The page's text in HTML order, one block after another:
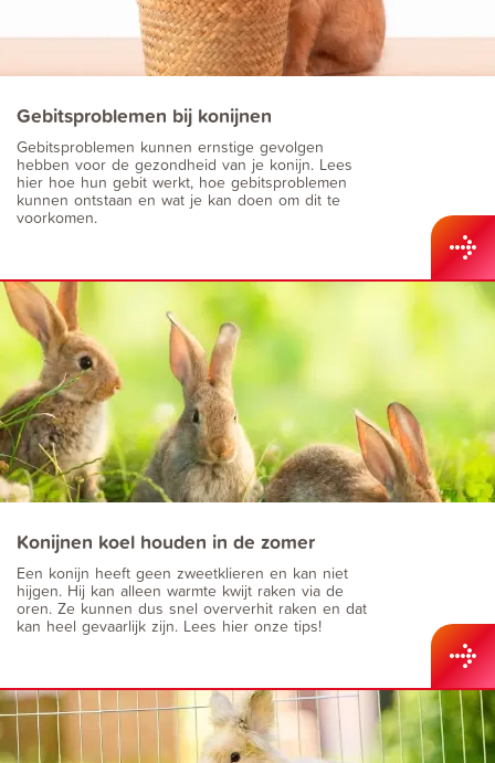
Gebitsproblemen bij konijnen
Gebitsproblemen kunnen ernstige gevolgen
hebben voor de gezondheid van je konijn. Lees
hier hoe hun gebit werkt, hoe gebitsproblemen
kunnen ontstaan en wat je kan doen om dit te
voorkomen.
Konijnen koel houden in de zomer
Een konijn heeft geen zweetklieren en kan niet
hijgen. Hij kan alleen warmte kwijt raken via de
oren. Ze kunnen dus snel oververhit raken en dat
kan heel gevaarlijk zijn. Lees hier onze tips!